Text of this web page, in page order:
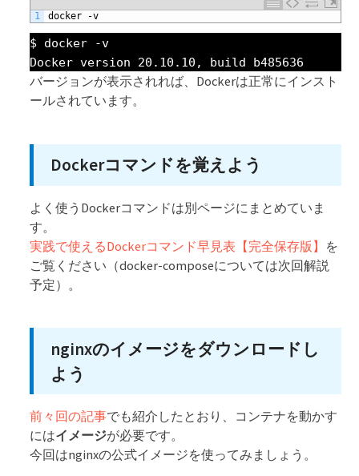
1 docker -v
$ docker -v
Docker version 20.10.10, build b485636
バージョンが表示されれば、Dockerは正常にインスト
ールされています。
Dockerコマンドを覚えよう
よく使うDockerコマンドは別ページにまとめていま
す。
実践で使えるDockerコマンド早見表【完全保存版】 を
ご覧ください（docker-composeについては次回解説
予定）。
nginxのイメージをダウンロードし
よう
前々回の記事でも紹介したとおり、コンテナを動かす
にはイメージが必要です。
今回はnginxの公式イメージを使ってみましょう。